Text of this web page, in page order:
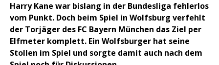
Harry Kane war bislang in der Bundesliga fehlerlos
vom Punkt. Doch beim Spiel in Wolfsburg verfehlt
der Torjäger des FC Bayern München das Ziel per
Elfmeter komplett. Ein Wolfsburger hat seine
Stollen im Spiel und sorgte damit auch nach dem